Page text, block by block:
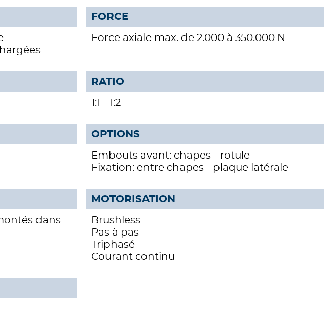
FORCE
Force axiale max. de 2.000 à 350.000 N
RATIO
1:1 - 1:2
OPTIONS
Embouts avant: chapes - rotule
Fixation: entre chapes - plaque latérale
dans
MOTORISATION
Brushless
Pas à pas
Triphasé
Courant continu